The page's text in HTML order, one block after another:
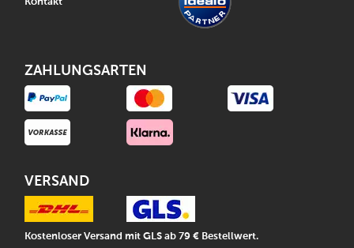
ZAHLUNGSARTEN
VERSAND
Kostenloser Versand mit GLS ab 79 € Bestellwert.